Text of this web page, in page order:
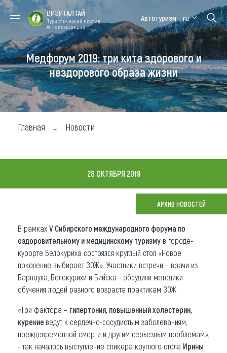
Форум VISIT
ALTAI
Цветение
маральника
Медицинский
форум
Алтайская
зимовка
Туры
Где побывать
Чем заняться
Где остановиться
Новости
Что привезти (сувениры)
О регионе
Коллекция впечатлений
Другие рубрики
ВИЗИТАЛТАЙ
Туристический портал
Алтайского края
Автотуризм ru
Медфорум 2019: три кита здорового и
нездорового образа жизни
Главная Новости
28 ОКТЯБРЯ 2019
АРХИВ НОВОСТЕЙ
В рамках V Сибирского международного форума по
оздоровительному и медицинскому туризму в городе-
курорте Белокуриха состоялся круглый стол «Новое
поколение выбирает ЗОЖ». Участники встречи – врачи из
Барнаула, Белокурихи и Бийска - обсудили методики
обучения людей разного возраста практикам ЗОЖ.
«Три фактора – гипертония, повышенный холестерин,
курение ведут к сердечно-сосудистым заболеваниям,
преждевременной смерти и другим серьезным проблемам»,
- так началось выступление спикера круглого стола Ирины